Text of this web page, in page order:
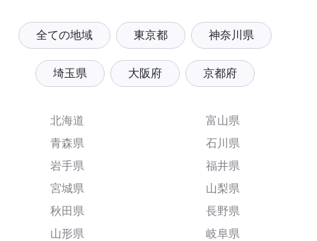
全ての地域 東京都 神奈川県
埼玉県 大阪府 京都府
北海道
青森県
岩手県
宮城県
秋田県
山形県
富山県
石川県
福井県
山梨県
長野県
岐阜県